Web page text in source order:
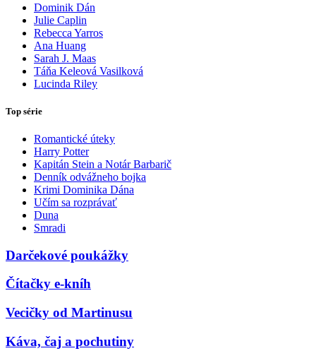
Dominik Dán
Julie Caplin
Rebecca Yarros
Ana Huang
Sarah J. Maas
Táňa Keleová Vasilková
Lucinda Riley
Top série
Romantické úteky
Harry Potter
Kapitán Stein a Notár Barbarič
Denník odvážneho bojka
Krimi Dominika Dána
Učím sa rozprávať
Duna
Smradi
Darčekové poukážky
Čítačky e-kníh
Vecičky od Martinusu
Káva, čaj a pochutiny